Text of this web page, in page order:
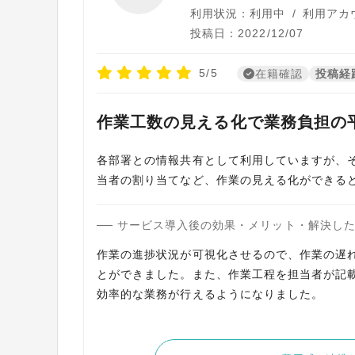
利用状況：利用中 / 利用アカ
投稿日：2022/12/07
5/5 在籍確認 投稿経
作業工数の見える化で業務負担の
各部署との情報共有として利用していますが
当者の割り当てなど、作業の見える化ができる
サービス導入後の効果・メリット・解決し
作業の進捗状況が可視化させるので、作業の
とができました。また、作業工程を担当者が
効率的な業務が行えるようになりました。